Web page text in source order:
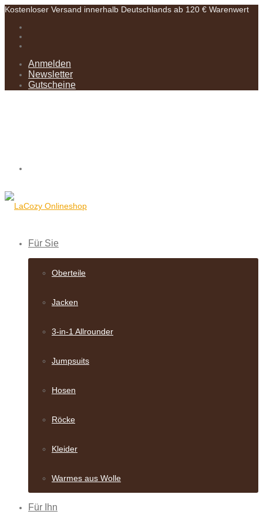
Kostenloser Versand innerhalb Deutschlands ab 120 € Warenwert
Anmelden
Newsletter
Gutscheine
Für Sie
Oberteile
Jacken
3-in-1 Allrounder
Jumpsuits
Hosen
Röcke
Kleider
Warmes aus Wolle
Für Ihn